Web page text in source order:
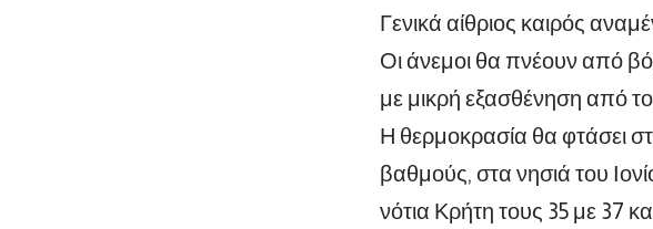
Γενικά αίθριος καιρός
Οι άνεμοι θα πνέουν από
με μικρή εξασθένηση από
Η θερμοκρασία θα φτάσει
βαθμούς, στα νησιά του
νότια Κρήτη τους 35 με 37